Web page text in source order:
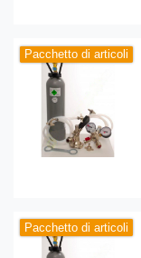
Pacchetto di articoli
Pacchetto di articoli